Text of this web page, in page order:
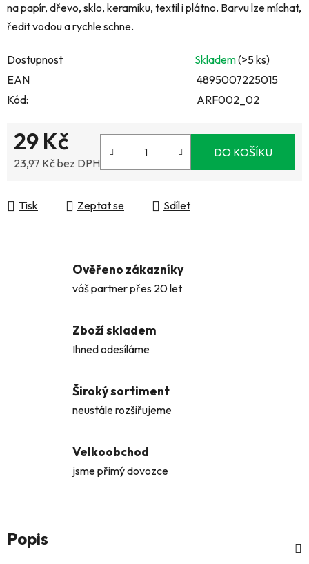
na papír, dřevo, sklo, keramiku, textil i plátno. Barvu lze míchat,
ředit vodou a rychle schne.
Dostupnost Skladem(>5 ks)
EAN
4895007225015
Kód:
ARF002_02
29 Kč
23,97 Kč bez DPH
DO KOŠÍKU
Tisk Zeptat se Sdílet
Ověřeno zákazníky
váš partner přes 20 let
Zboží skladem
Ihned odesíláme
Široký sortiment
neustále rozšiřujeme
Velkoobchod
jsme přimý dovozce
Popis